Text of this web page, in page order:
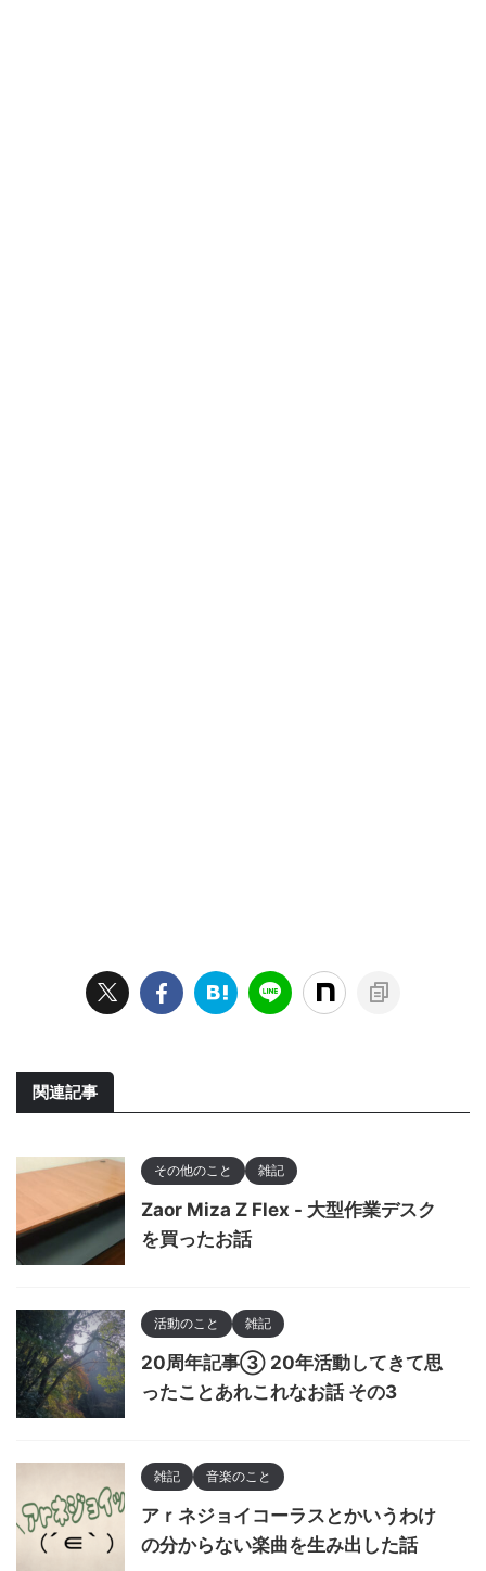
関連記事
その他のこと 雑記
Zaor Miza Z Flex - 大型作業デスク
を買ったお話
活動のこと 雑記
20周年記事③ 20年活動してきて思
ったことあれこれなお話 その3
雑記 音楽のこと
アｒネジョイコーラスとかいうわけ
の分からない楽曲を生み出した話